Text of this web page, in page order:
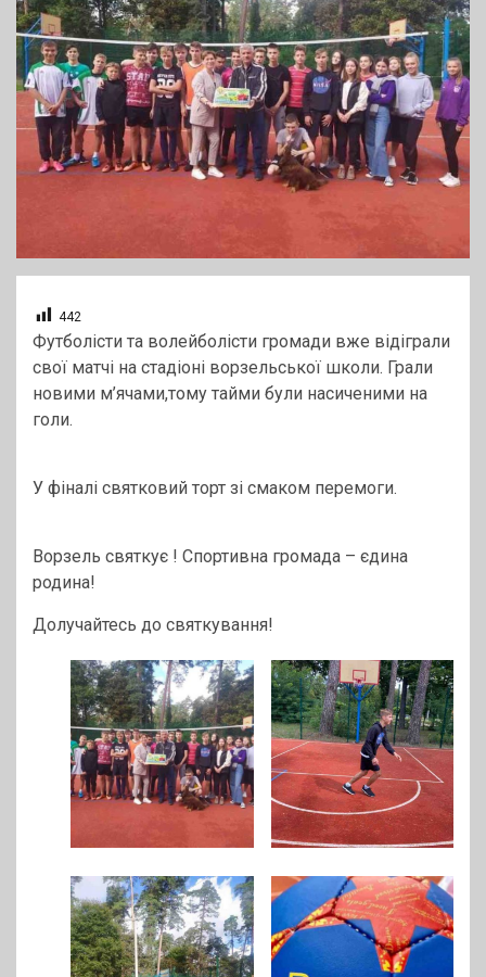
442
Футболісти та волейболісти громади вже відіграли
свої матчі на стадіоні ворзельської школи. Грали
новими м’ячами,тому тайми були насиченими на
голи.
У фіналі святковий торт зі смаком перемоги.
Ворзель святкує ! Спортивна громада – єдина
родина!
Долучайтесь до святкування!